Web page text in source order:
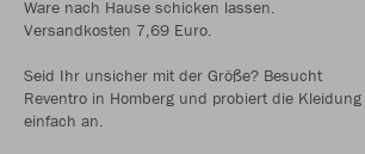
Ware nach Hause schicken lassen.
Versandkosten 7,69 Euro.
Seid Ihr unsicher mit der Größe? Besucht
Reventro in Homberg und probiert die Kleidung
einfach an.